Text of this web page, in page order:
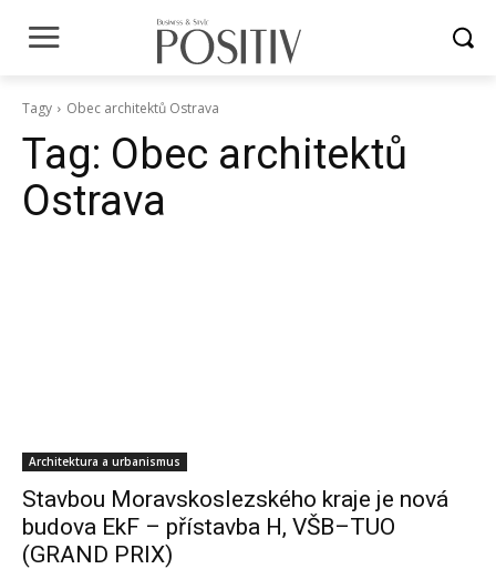
Tagy Obec architektů Ostrava
Tag: Obec architektů
Ostrava
Architektura a urbanismus
Stavbou Moravskoslezského kraje je nová
budova EkF – přístavba H, VŠB–TUO
(GRAND PRIX)